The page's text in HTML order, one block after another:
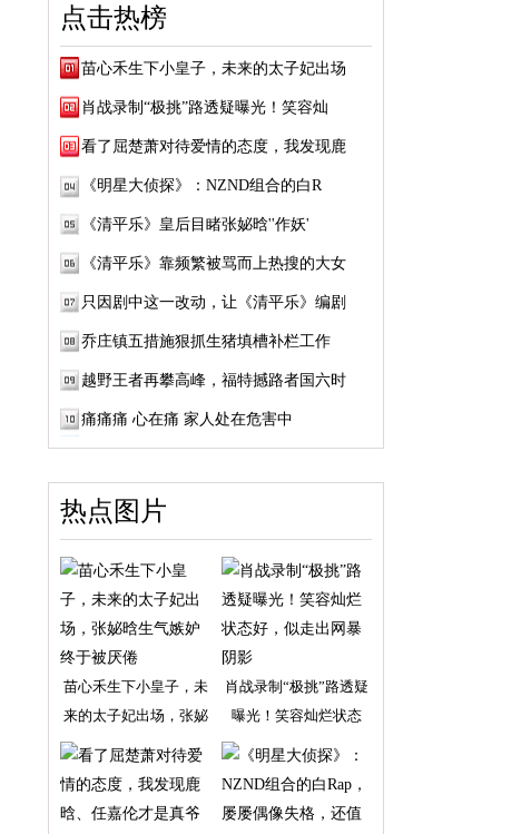
点击热榜
苗心禾生下小皇子，未来的太子妃出场
肖战录制“极挑”路透疑曝光！笑容灿
看了屈楚萧对待爱情的态度，我发现鹿
《明星大侦探》：NZND组合的白R
《清平乐》皇后目睹张妼晗''作妖'
《清平乐》靠频繁被骂而上热搜的大女
只因剧中这一改动，让《清平乐》编剧
乔庄镇五措施狠抓生猪填槽补栏工作
越野王者再攀高峰，福特撼路者国六时
痛痛痛 心在痛 家人处在危害中
热点图片
苗心禾生下小皇子，未
来的太子妃出场，张妼
肖战录制“极挑”路透疑
曝光！笑容灿烂状态